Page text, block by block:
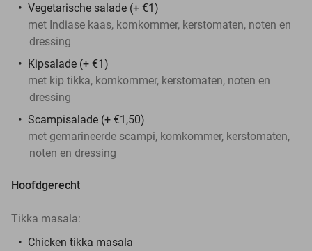
Vegetarische salade (+ €1)
met Indiase kaas, komkommer, kerstomaten, noten en
dressing
Kipsalade (+ €1)
met kip tikka, komkommer, kerstomaten, noten en
dressing
Scampisalade (+ €1,50)
met gemarineerde scampi, komkommer, kerstomaten,
noten en dressing
Hoofdgerecht
Tikka masala:
Chicken tikka masala